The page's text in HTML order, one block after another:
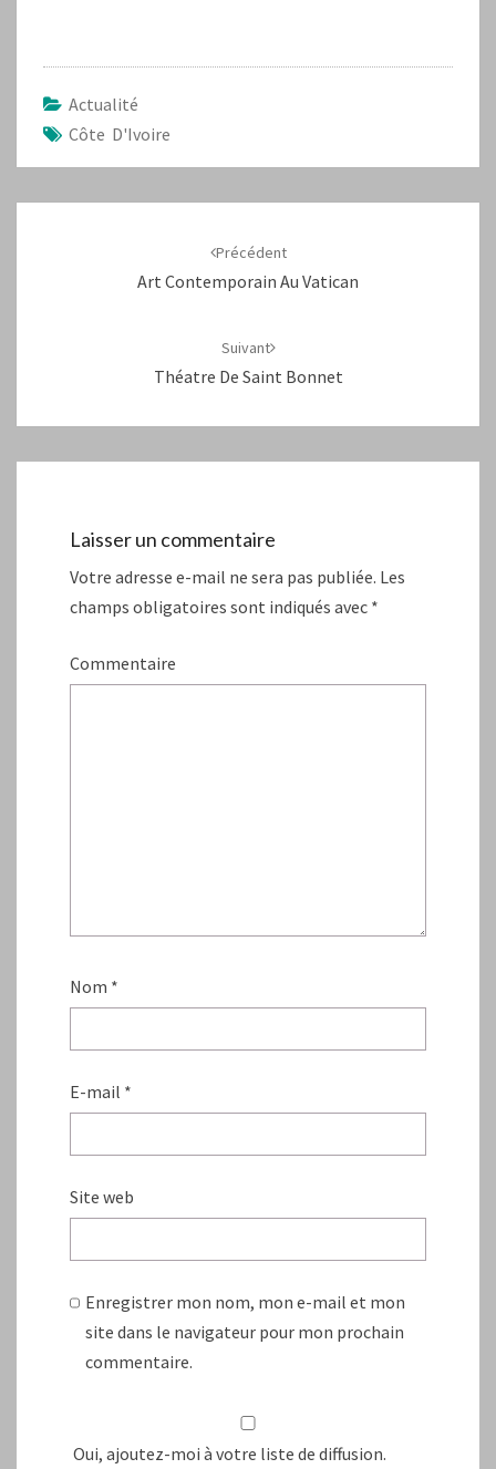
Actualité
Côte D'Ivoire
Précédent
Art Contemporain Au Vatican
Suivant
Théatre De Saint Bonnet
Laisser un commentaire
Votre adresse e-mail ne sera pas publiée. Les
champs obligatoires sont indiqués avec *
Commentaire
Nom *
E-mail *
Site web
Enregistrer mon nom, mon e-mail et mon
site dans le navigateur pour mon prochain
commentaire.
Oui, ajoutez-moi à votre liste de diffusion.